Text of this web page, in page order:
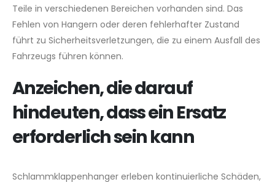
Teile in verschiedenen Bereichen vorhanden sind. Das
Fehlen von Hangern oder deren fehlerhafter Zustand
führt zu Sicherheitsverletzungen, die zu einem Ausfall des
Fahrzeugs führen können.
Anzeichen, die darauf
hindeuten, dass ein Ersatz
erforderlich sein kann
Schlammklappenhanger erleben kontinuierliche Schäden,